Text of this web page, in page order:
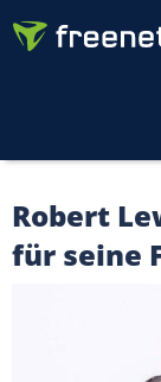
Robert
für seine